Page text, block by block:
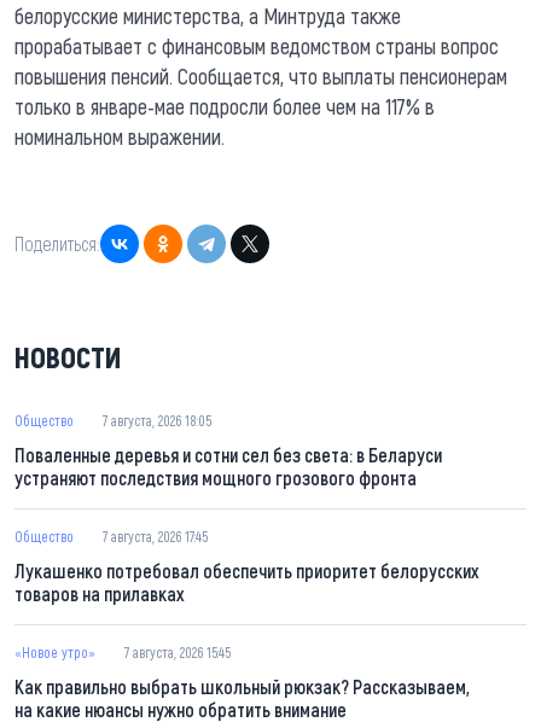
белорусские министерства, а Минтруда также
прорабатывает с финансовым ведомством страны вопрос
повышения пенсий. Сообщается, что выплаты пенсионерам
только в январе-мае подросли более чем на 117% в
номинальном выражении.
Поделиться:
НОВОСТИ
Общество 7 августа, 2026 18:05
Поваленные деревья и сотни сел без света: в Беларуси
устраняют последствия мощного грозового фронта
Общество 7 августа, 2026 17:45
Лукашенко потребовал обеспечить приоритет белорусских
товаров на прилавках
«Новое утро» 7 августа, 2026 15:45
Как правильно выбрать школьный рюкзак? Рассказываем,
на какие нюансы нужно обратить внимание